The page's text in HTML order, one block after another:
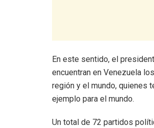
En este sentido, el
encuentran en Venezuela
región y el mundo, quienes
ejemplo para el mundo.
Un total de 72 partidos